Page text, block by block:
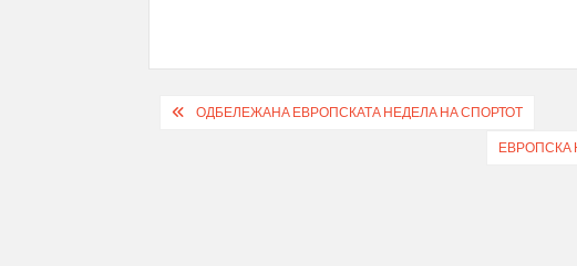
PostОДБЕЛЕЖАНА ЕВРОПСКАТА НЕДЕЛА НА СПОРТОТ
ЕВРОПСКА